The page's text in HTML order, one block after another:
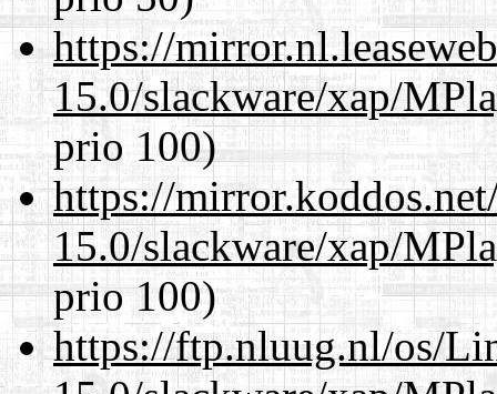
https://
15.0/slackware/xap/
prio 100)
https://
15.0/slackware/xap/
prio 100)
https://ftp.nluug.nl/os/